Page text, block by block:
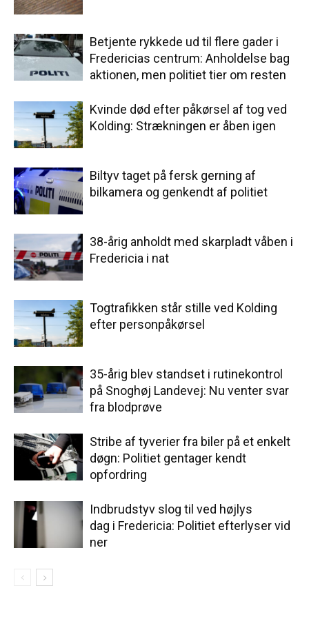
Betjente rykkede ud til flere gader i
Fredericias centrum: Anholdelse bag
aktionen, men politiet tier om resten
Kvinde død efter påkørsel af tog ved
Kolding: Strækningen er åben igen
Biltyv taget på fersk gerning af
bilkamera og genkendt af politiet
38-årig anholdt med skarpladt våben i
Fredericia i nat
Togtrafikken står stille ved Kolding
efter personpåkørsel
35-årig blev standset i rutinekontrol
på Snoghøj Landevej: Nu venter svar
fra blodprøve
Stribe af tyverier fra biler på et enkelt
døgn: Politiet gentager kendt
opfordring
Indbrudstyv slog til ved højlys
dag i Fredericia: Politiet efterlyser vid
ner